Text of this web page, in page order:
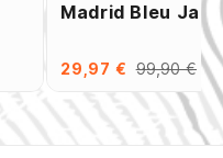
Madrid Bleu
29,97 € 99,90 €